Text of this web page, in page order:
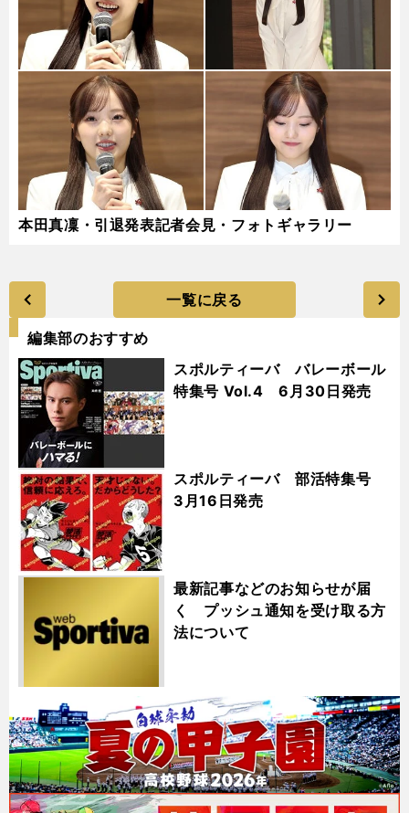
本田真凜・引退発表記者会見・フォトギャラリー
一覧に戻る
編集部のおすすめ
スポルティーバ バレーボール
特集号 Vol.4 6月30日発売
スポルティーバ 部活特集号
3月16日発売
最新記事などのお知らせが届
く プッシュ通知を受け取る方
法について